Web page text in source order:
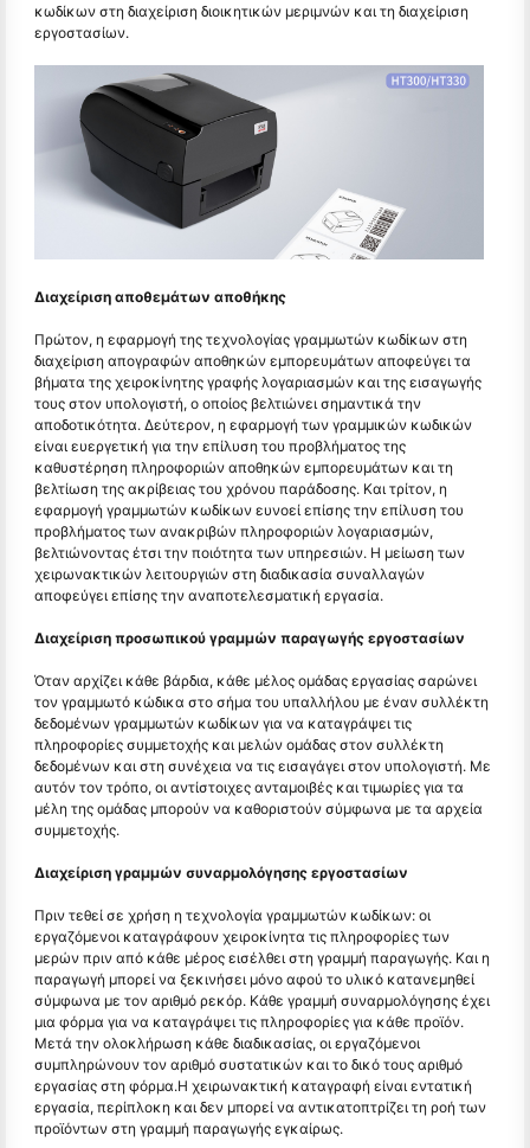
κωδίκων στη διαχείριση διοικητικών μεριμνών και τη διαχείριση
εργοστασίων.
Διαχείριση αποθεμάτων αποθήκης
Πρώτον, η εφαρμογή της τεχνολογίας γραμμωτών κωδίκων στη
διαχείριση απογραφών αποθηκών εμπορευμάτων αποφεύγει τα
βήματα της χειροκίνητης γραφής λογαριασμών και της εισαγωγής
τους στον υπολογιστή, ο οποίος βελτιώνει σημαντικά την
αποδοτικότητα. Δεύτερον, η εφαρμογή των γραμμικών κωδικών
είναι ευεργετική για την επίλυση του προβλήματος της
καθυστέρηση πληροφοριών αποθηκών εμπορευμάτων και τη
βελτίωση της ακρίβειας του χρόνου παράδοσης. Και τρίτον, η
εφαρμογή γραμμωτών κωδίκων ευνοεί επίσης την επίλυση του
προβλήματος των ανακριβών πληροφοριών λογαριασμών,
βελτιώνοντας έτσι την ποιότητα των υπηρεσιών. Η μείωση των
χειρωνακτικών λειτουργιών στη διαδικασία συναλλαγών
αποφεύγει επίσης την αναποτελεσματική εργασία.
Διαχείριση προσωπικού γραμμών παραγωγής εργοστασίων
Όταν αρχίζει κάθε βάρδια, κάθε μέλος ομάδας εργασίας σαρώνει
τον γραμμωτό κώδικα στο σήμα του υπαλλήλου με έναν συλλέκτη
δεδομένων γραμμωτών κωδίκων για να καταγράψει τις
πληροφορίες συμμετοχής και μελών ομάδας στον συλλέκτη
δεδομένων και στη συνέχεια να τις εισαγάγει στον υπολογιστή. Με
αυτόν τον τρόπο, οι αντίστοιχες ανταμοιβές και τιμωρίες για τα
μέλη της ομάδας μπορούν να καθοριστούν σύμφωνα με τα αρχεία
συμμετοχής.
Διαχείριση γραμμών συναρμολόγησης εργοστασίων
Πριν τεθεί σε χρήση η τεχνολογία γραμμωτών κωδίκων: οι
εργαζόμενοι καταγράφουν χειροκίνητα τις πληροφορίες των
μερών πριν από κάθε μέρος εισέλθει στη γραμμή παραγωγής. Και η
παραγωγή μπορεί να ξεκινήσει μόνο αφού το υλικό κατανεμηθεί
σύμφωνα με τον αριθμό ρεκόρ. Κάθε γραμμή συναρμολόγησης έχει
μια φόρμα για να καταγράψει τις πληροφορίες για κάθε προϊόν.
Μετά την ολοκλήρωση κάθε διαδικασίας, οι εργαζόμενοι
συμπληρώνουν τον αριθμό συστατικών και το δικό τους αριθμό
εργασίας στη φόρμα.Η χειρωνακτική καταγραφή είναι εντατική
εργασία, περίπλοκη και δεν μπορεί να αντικατοπτρίζει τη ροή των
προϊόντων στη γραμμή παραγωγής εγκαίρως.